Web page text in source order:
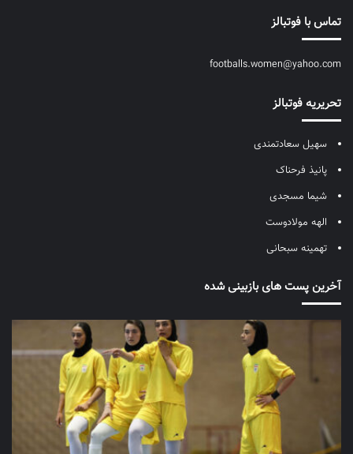
تماس با فوتبالز
footballs.women@yahoo.com
تحریریه فوتبالز
سهیل سعادتمندی
پانیذ فرحناک
شیما مسجدی
الهه مولادوست
تهمینه سبحانی
آخرین پست های بازبینی شده